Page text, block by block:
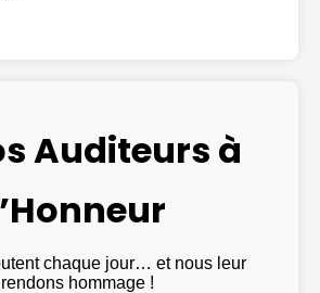
Auditeurs à
chaque jour… et nous leur
rendons hommage !